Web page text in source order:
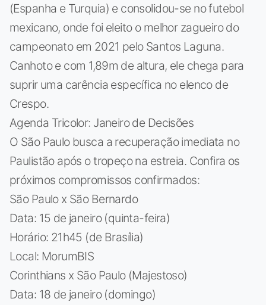
(Espanha e Turquia) e consolidou-se no futebol
mexicano, onde foi eleito o melhor zagueiro do
campeonato em 2021 pelo Santos Laguna.
Canhoto e com 1,89m de altura, ele chega para
suprir uma carência específica no elenco de
Crespo.
Agenda Tricolor: Janeiro de Decisões
O São Paulo busca a recuperação imediata no
Paulistão após o tropeço na estreia. Confira os
próximos compromissos confirmados:
São Paulo x São Bernardo
Data: 15 de janeiro (quinta-feira)
Horário: 21h45 (de Brasília)
Local: MorumBIS
Corinthians x São Paulo (Majestoso)
Data: 18 de janeiro (domingo)